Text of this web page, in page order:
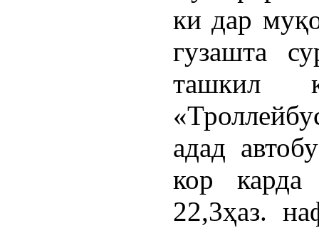
ки дар
гузашта
ташкил
адад
кор
22,3ҳаз.